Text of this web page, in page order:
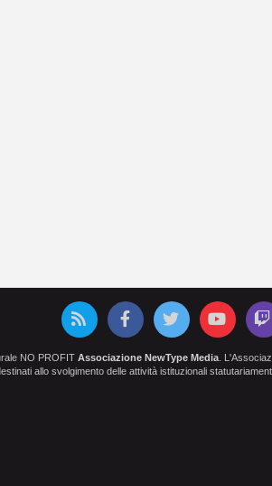
NO PROFIT Associazione NewType Media.
allo svolgimento delle attività istituzionali